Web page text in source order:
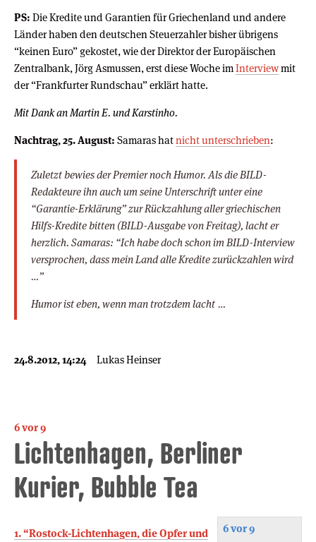
PS: Die Kredite und Garantien für Griechenland und andere
Länder haben den deutschen Steuerzahler bisher übrigens
“keinen Euro” gekostet, wie der Direktor der Europäischen
Zentralbank, Jörg Asmussen, erst diese Woche imInterviewmit
der “Frankfurter Rundschau” erklärt hatte.
Mit Dank an Martin E. und Karstinho.
Nachtrag, 25. August: Samaras hatnicht unterschrieben:
Zuletzt bewies der Premier noch Humor. Als die BILD-
Redakteure ihn auch um seine Unterschrift unter eine
“Garantie-Erklärung” zur Rückzahlung aller griechischen
Hilfs-Kredite bitten (BILD-Ausgabe von Freitag), lacht er
herzlich. Samaras: “Ich habe doch schon im BILD-Interview
versprochen, dass mein Land alle Kredite zurückzahlen wird
…”
Humor ist eben, wenn man trotzdem lacht …
24.8.2012, 14:24 Lukas Heinser
6 vor 9
Lichtenhagen, Berliner
Kurier, Bubble Tea
6 vor 9
1. “Rostock-Lichtenhagen, die Opfer und